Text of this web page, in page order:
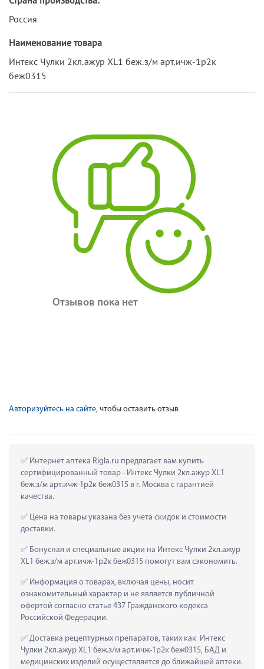
Россия
Наименование товара
Интекс Чулки 2кл.ажур XL1 беж.з/м арт.ичж-1р2к
беж0315
Отзывов пока нет
Авторизуйтесь на сайте, чтобы оставить отзыв
Интернет аптека Rigla.ru предлагает вам купить
сертифицированный товар - Интекс Чулки 2кл.ажур XL1
беж.з/м арт.ичж-1р2к беж0315 в г. Москва с гарантией
качества.
Цена на товары указана без учета скидок и стоимости
доставки.
Бонусная и специальные акции на Интекс Чулки 2кл.ажур
XL1 беж.з/м арт.ичж-1р2к беж0315 помогут вам сэкономить.
Информация о товарах, включая цены, носит
ознакомительный характер и не является публичной
офертой согласно статье 437 Гражданского кодекса
Российской Федерации.
Доставка рецептурных препаратов, таких как  Интекс
Чулки 2кл.ажур XL1 беж.з/м арт.ичж-1р2к беж0315, БАД и
медицинских изделий осуществляется до ближайшей аптеки.